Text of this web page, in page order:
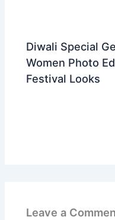
Diwali Special
Women Photo
Festival Looks
Leave a